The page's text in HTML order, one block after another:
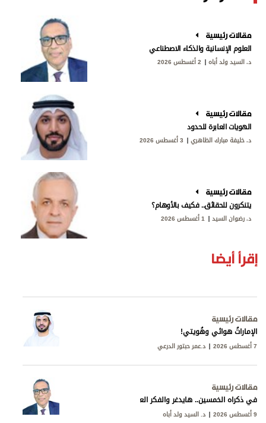
مقالات رئيسية
العلوم الإنسانية والذكاء الاصطناعي
د. السيد ولد أباه 2 أغسطس 2026
مقالات رئيسية
الهويات العابرة للحدود
د. خليفة مبارك الظاهري 3 أغسطس 2026
مقالات رئيسية
يتنكرون للحقائق.. فكيف بالأوهام؟
د. رضوان السيد 1 أغسطس 2026
إقرأ أيضا
مقالات رئيسية
الإماراتُ هوائي وهُويتي!
7 أغسطس 2026 د.عمر حبتور الدرعي
مقالات رئيسية
في ذكراه الخمسين.. هايدغر والفكر العربي
9 أغسطس 2026 د. السيد ولد أباه